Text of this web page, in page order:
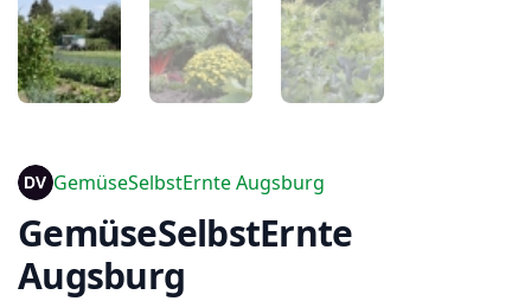
GemüseSelbstErnte Augsburg
GemüseSelbstErnte
Augsburg